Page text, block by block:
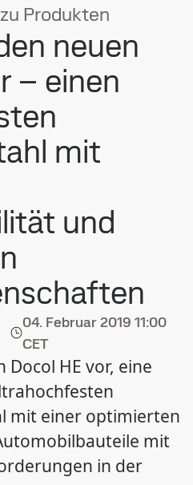
Produkten
neuen
– einen
mit
und
04. Februar 2019 11:00
CET
Docol HE vor, eine
mit einer optimierten
mit
in der